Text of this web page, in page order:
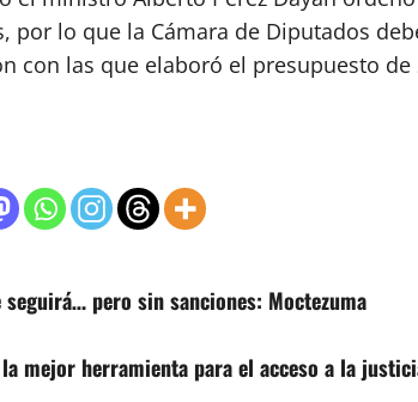
por lo que la Cámara de Diputados
con las que elaboró el presupuesto de
seguirá… pero sin sanciones: Moctezuma
mejor herramienta para el acceso a la